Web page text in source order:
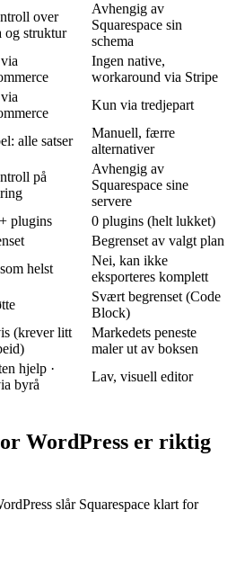
over
og struktur
Avhengig av
Squarespace sin
schema
Ingen native,
workaround via Stripe
Kun via tredjepart
alle satser
Manuell, færre
alternativer
på
Avhengig av
Squarespace sine
servere
plugins
0 plugins (helt lukket)
Begrenset av valgt plan
helst
Nei, kan ikke
eksporteres komplett
Svært begrenset (Code
Block)
(krever litt
Markedets peneste
maler ut av boksen
hjelp ·
byrå
Lav, visuell editor
WordPress er riktig
slår Squarespace klart for